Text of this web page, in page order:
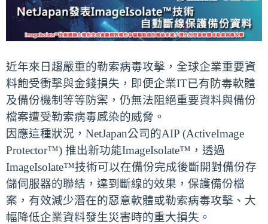
近年來日趨嚴重的勒索病毒攻擊，全球企業重要資
料飽受衝擊與金錢損失，即便企業IT已有防毒軟體
及備份機制等等防禦，仍無法阻絕重要資料與備份
檔案遭受勒索病毒感染的威脅。
因應這種狀況，NetJapan公司的AIP (ActiveImage
Protector™) 推出新功能ImageIsolate™，透過
ImageIsolate™技術可以在備份完成後斷開對備份存
儲伺服器的聯結，達到斷線的效果，保護備份檔
案，有效減少潛在的惡意軟體或勒索病毒攻擊、大
幅降低企業資料發生災害時的重大損失。